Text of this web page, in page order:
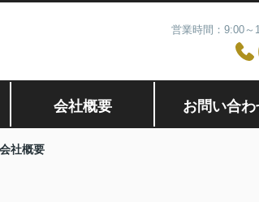
営業時間：9:00
会社概要 お問い合わ
会社概要